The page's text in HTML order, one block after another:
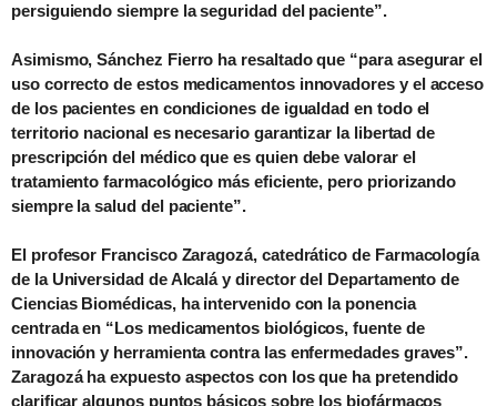
persiguiendo siempre la seguridad del paciente”.
Asimismo, Sánchez Fierro ha resaltado que “para asegurar el
uso correcto de estos medicamentos innovadores y el acceso
de los pacientes en condiciones de igualdad en todo el
territorio nacional es necesario garantizar la libertad de
prescripción del médico que es quien debe valorar el
tratamiento farmacológico más eficiente, pero priorizando
siempre la salud del paciente”.
El profesor Francisco Zaragozá, catedrático de Farmacología
de la Universidad de Alcalá y director del Departamento de
Ciencias Biomédicas, ha intervenido con la ponencia
centrada en “Los medicamentos biológicos, fuente de
innovación y herramienta contra las enfermedades graves”.
Zaragozá ha expuesto aspectos con los que ha pretendido
clarificar algunos puntos básicos sobre los biofármacos